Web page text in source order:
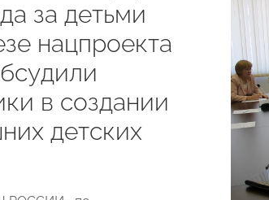
за детьми
нацпроекта
в создании
детских